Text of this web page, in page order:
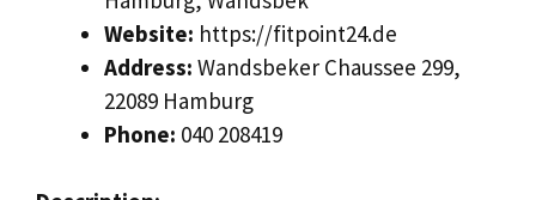
Website: https://fitpoint24.de
Address: Wandsbeker Chaussee 299,
22089 Hamburg
Phone: 040 208419